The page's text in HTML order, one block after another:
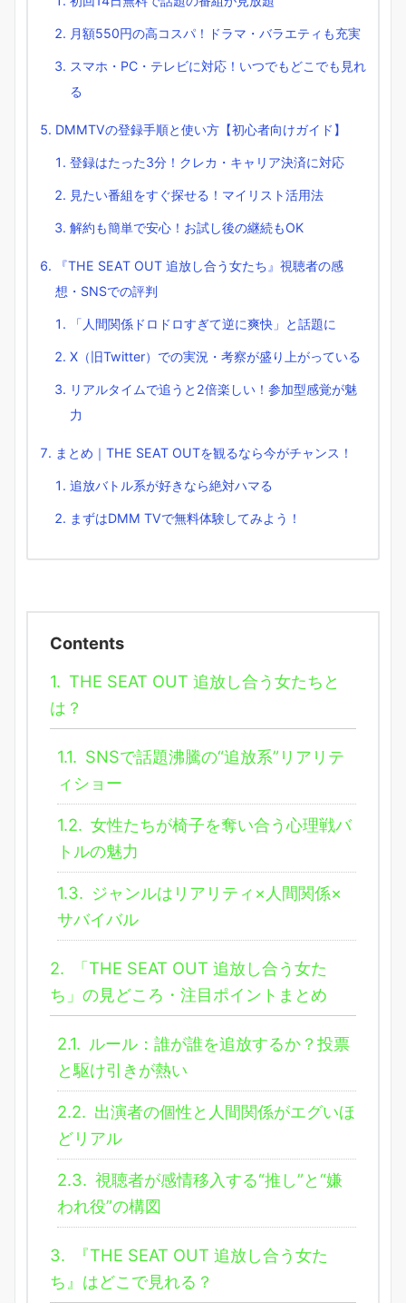
月額550円の高コスパ！ドラマ・バラエティも充実
スマホ・PC・テレビに対応！いつでもどこでも見れ
る
DMMTVの登録手順と使い方【初心者向けガイド】
登録はたった3分！クレカ・キャリア決済に対応
見たい番組をすぐ探せる！マイリスト活用法
解約も簡単で安心！お試し後の継続もOK
『THE SEAT OUT 追放し合う女たち』視聴者の感
想・SNSでの評判
「人間関係ドロドロすぎて逆に爽快」と話題に
X（旧Twitter）での実況・考察が盛り上がっている
リアルタイムで追うと2倍楽しい！参加型感覚が魅
力
まとめ｜THE SEAT OUTを観るなら今がチャンス！
追放バトル系が好きなら絶対ハマる
まずはDMM TVで無料体験してみよう！
Contents
1. THE SEAT OUT 追放し合う女たちと
は？
1.1. SNSで話題沸騰の“追放系”リアリテ
ィショー
1.2. 女性たちが椅子を奪い合う心理戦バ
トルの魅力
1.3. ジャンルはリアリティ×人間関係×
サバイバル
2.
「THE SEAT OUT 追放し合う女た
ち」の見どころ・注目ポイントまとめ
2.1. ルール：誰が誰を追放するか？投票
と駆け引きが熱い
2.2. 出演者の個性と人間関係がエグいほ
どリアル
2.3. 視聴者が感情移入する“推し”と“嫌
われ役”の構図
3.
『THE SEAT OUT 追放し合う女た
ち』はどこで見れる？